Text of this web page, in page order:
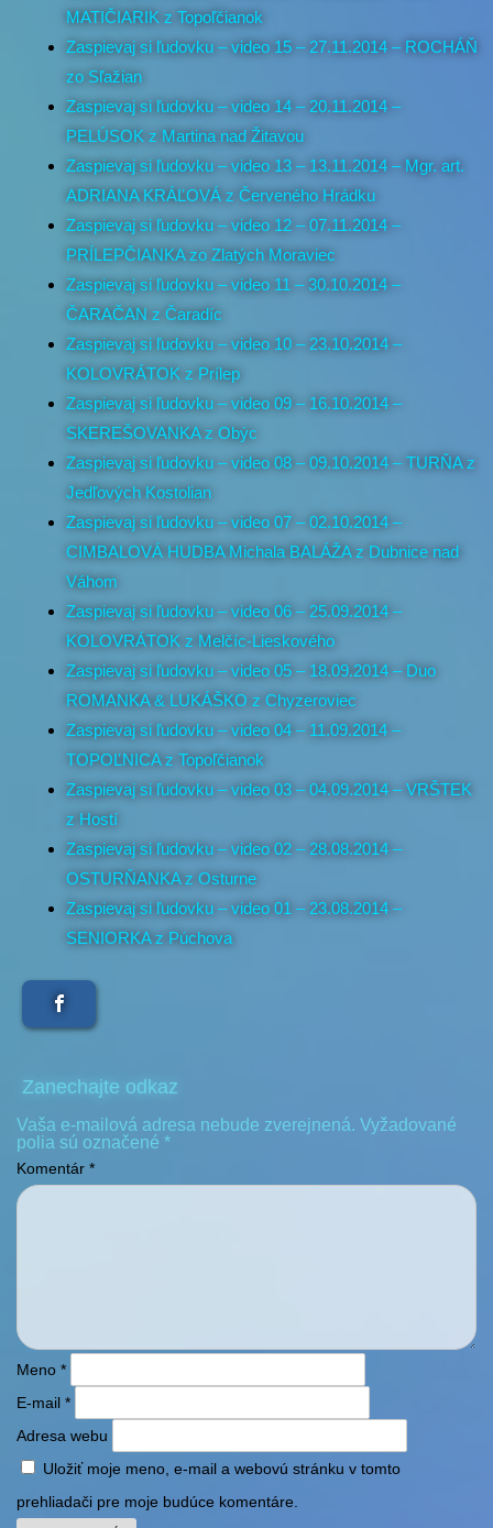
MATIČIARIK z Topoľčianok
Zaspievaj si ľudovku – video 15 – 27.11.2014 – ROCHÁŇ
zo Sľažian
Zaspievaj si ľudovku – video 14 – 20.11.2014 –
PELÚSOK z Martina nad Žitavou
Zaspievaj si ľudovku – video 13 – 13.11.2014 – Mgr. art.
ADRIANA KRÁĽOVÁ z Červeného Hrádku
Zaspievaj si ľudovku – video 12 – 07.11.2014 –
PRÍLEPČIANKA zo Zlatých Moraviec
Zaspievaj si ľudovku – video 11 – 30.10.2014 –
ČARAČAN z Čaradíc
Zaspievaj si ľudovku – video 10 – 23.10.2014 –
KOLOVRÁTOK z Prílep
Zaspievaj si ľudovku – video 09 – 16.10.2014 –
SKEREŠOVANKA z Obýc
Zaspievaj si ľudovku – video 08 – 09.10.2014 – TURŇA z
Jedľových Kostolian
Zaspievaj si ľudovku – video 07 – 02.10.2014 –
CIMBALOVÁ HUDBA Michala BALÁŽA z Dubnice nad
Váhom
Zaspievaj si ľudovku – video 06 – 25.09.2014 –
KOLOVRÁTOK z Melčíc-Lieskového
Zaspievaj si ľudovku – video 05 – 18.09.2014 – Duo
ROMANKA & LUKÁŠKO z Chyzeroviec
Zaspievaj si ľudovku – video 04 – 11.09.2014 –
TOPOĽNICA z Topoľčianok
Zaspievaj si ľudovku – video 03 – 04.09.2014 – VRŠTEK
z Hostí
Zaspievaj si ľudovku – video 02 – 28.08.2014 –
OSTURŇANKA z Osturne
Zaspievaj si ľudovku – video 01 – 23.08.2014 –
SENIORKA z Púchova
Zanechajte odkaz
Vaša e-mailová adresa nebude zverejnená. Vyžadované
polia sú označené *
Komentár *
Meno *
E-mail *
Adresa webu
Uložiť moje meno, e-mail a webovú stránku v tomto
prehliadači pre moje budúce komentáre.